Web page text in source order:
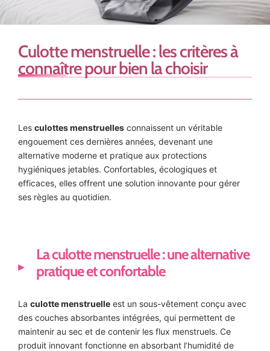
Culotte menstruelle : les critères à
connaître pour bien la choisir
Les culottes menstruelles connaissent un véritable
engouement ces dernières années, devenant une
alternative moderne et pratique aux protections
hygiéniques jetables. Confortables, écologiques et
efficaces, elles offrent une solution innovante pour gérer
ses règles au quotidien.
La culotte menstruelle : une alternative
pratique et confortable
La culotte menstruelle est un sous-vêtement conçu avec
des couches absorbantes intégrées, qui permettent de
maintenir au sec et de contenir les flux menstruels. Ce
produit innovant fonctionne en absorbant l’humidité de